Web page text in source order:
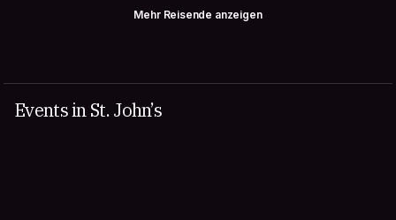
Mehr Reisende anzeigen
Events in St. John’s